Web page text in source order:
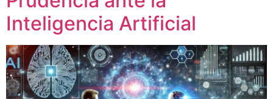
Inteligencia Artificial